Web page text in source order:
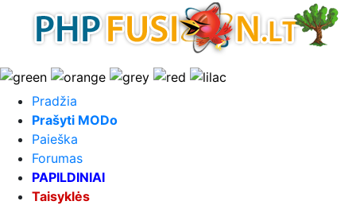
Pradžia
Prašyti MODo
Paieška
Forumas
PAPILDINIAI
Taisyklės